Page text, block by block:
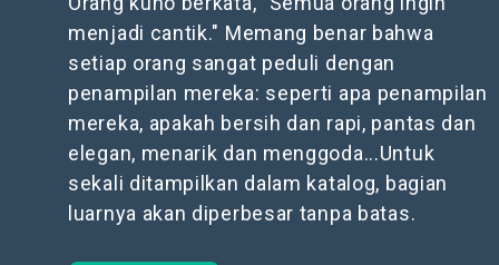
menjadi cantik." Memang benar bahwa
setiap orang sangat peduli dengan
penampilan mereka: seperti apa penampilan
mereka, apakah bersih dan rapi, pantas dan
elegan, menarik dan menggoda...Untuk
sekali ditampilkan dalam katalog, bagian
luarnya akan diperbesar tanpa batas.